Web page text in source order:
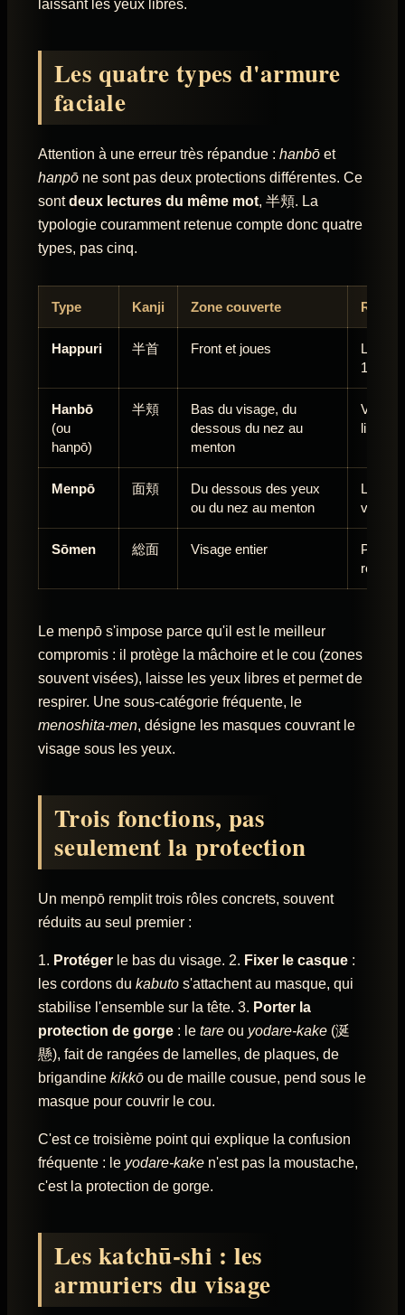
laissant les yeux libres.
Les quatre types d'armure
faciale
Attention à une erreur très répandue : hanbō et
hanpō ne sont pas deux protections différentes. Ce
sontdeux lectures du même mot, 半頬. La
typologie couramment retenue compte donc quatre
types, pas cinq.
Type Kanji Zone couverte
Happuri 半首 Front et joues
La
10e-
Hanbō
(ou
hanpō)
半頬
Bas du visage, du
dessous du nez au
menton
libre
Menpō 面頬
Du dessous des yeux
ou du nez au menton
Le
vision
Sōmen 総面 Visage entier
Le menpō s'impose parce qu'il est le meilleur
compromis : il protège la mâchoire et le cou (zones
souvent visées), laisse les yeux libres et permet de
respirer. Une sous-catégorie fréquente, le
menoshita-men, désigne les masques couvrant le
visage sous les yeux.
Trois fonctions, pas
seulement la protection
Un menpō remplit trois rôles concrets, souvent
réduits au seul premier :
1. Protéger le bas du visage. 2. Fixer le casque :
les cordons du kabuto s'attachent au masque, qui
stabilise l'ensemble sur la tête. 3. Porter la
protection de gorge : le tare ou yodare-kake (涎
懸), fait de rangées de lamelles, de plaques, de
brigandine kikkō ou de maille cousue, pend sous le
masque pour couvrir le cou.
C'est ce troisième point qui explique la confusion
fréquente : le yodare-kake n'est pas la moustache,
c'est la protection de gorge.
Les katchū-shi : les
armuriers du visage